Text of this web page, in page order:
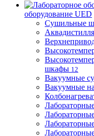
оборудование UED
Сушильные
шкафы 12
Вакуумные
Вакуумные